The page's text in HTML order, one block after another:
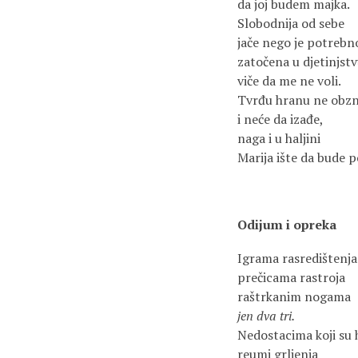
da joj budem majka.
Slobodnija od sebe
jače nego je
zatočena u
viče da me ne voli.
Tvrđu hranu ne
i neće da izađe,
naga i u haljini
Marija ište da bude
Odijum i opreka
Igrama rasredištenja
prečicama rastroja
raštrkanim nogama
jen dva tri.
Nedostacima koji su
reumi grljenja